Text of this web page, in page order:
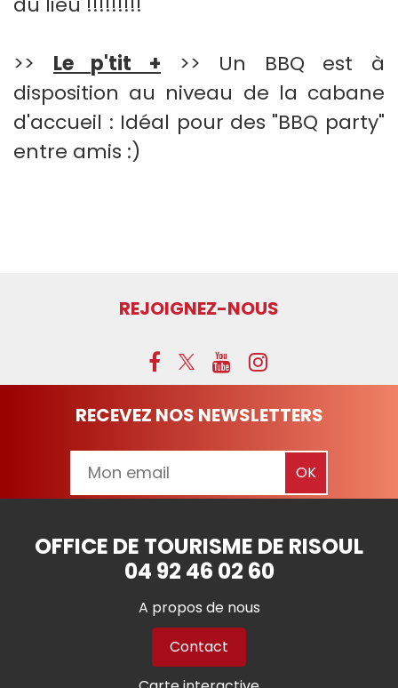
>> Le p'tit + >> Un BBQ est à
disposition au niveau de la cabane
d'accueil : Idéal pour des "BBQ party"
entre amis :)
REJOIGNEZ-NOUS
RECEVEZ NOS NEWSLETTERS
OFFICE DE TOURISME DE RISOUL
04 92 46 02 60
A propos de nous
Contact